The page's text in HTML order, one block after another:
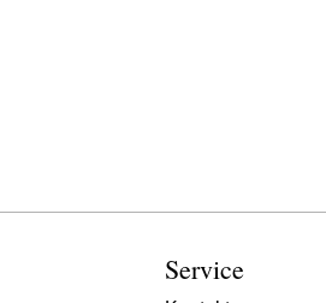
Service